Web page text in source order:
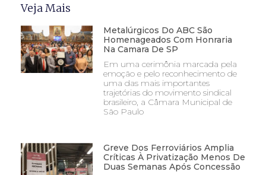
Veja Mais
Metalúrgicos Do ABC São
Homenageados Com Honraria
Na Camara De SP
Em uma cerimônia marcada pela
emoção e pelo reconhecimento de
uma das mais importantes
trajetórias do movimento sindical
brasileiro, a Câmara Municipal de
São Paulo
Greve Dos Ferroviários Amplia
Críticas À Privatização Menos De
Duas Semanas Após Concessão